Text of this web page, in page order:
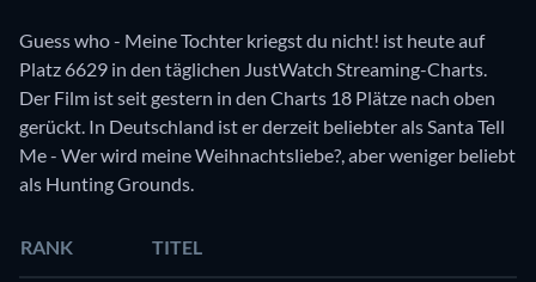
Guess who - Meine Tochter kriegst du nicht! ist heute auf
Platz 6629 in den täglichen JustWatch Streaming-Charts.
Der Film ist seit gestern in den Charts 18 Plätze nach oben
gerückt. In Deutschland ist er derzeit beliebter als Santa Tell
Me - Wer wird meine Weihnachtsliebe?, aber weniger beliebt
als Hunting Grounds.
RANK TITEL